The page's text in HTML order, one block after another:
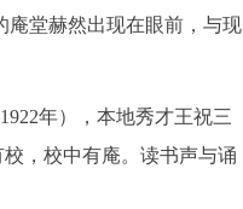
庵堂赫然出现在眼前，与现
年），本地秀才王祝三
，校中有庵。读书声与诵